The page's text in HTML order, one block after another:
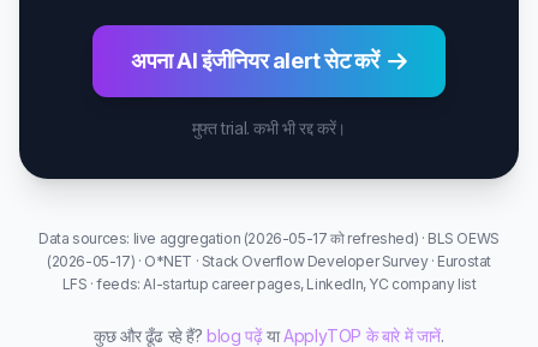
अपना AI इंजीनियर alert सेट करें
मुफ्त trial. कभी भी रद्द करें।
Data sources: live aggregation (2026-05-17 को refreshed) · BLS OEWS
(2026-05-17) · O*NET · Stack Overflow Developer Survey · Eurostat
LFS · feeds: AI-startup career pages, LinkedIn, YC company list
कुछ और ढूँढ रहे हैं?blog पढ़ेंयाApplyTOP के बारे में जानें.